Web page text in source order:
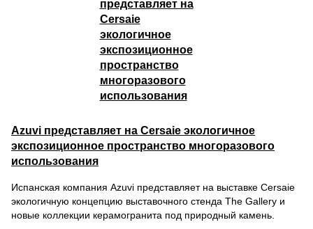
Azuvi представляет на Cersaie экологичное
экспозиционное пространство многоразового
использования
Испанская компания Azuvi представляет на выставке Cersaie
экологичную концепцию выставочного стенда The Gallery и
новые коллекции керамогранита под природный камень.